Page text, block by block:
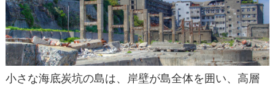
小さな海底炭坑の島は、岸壁が島全体を囲い、高層